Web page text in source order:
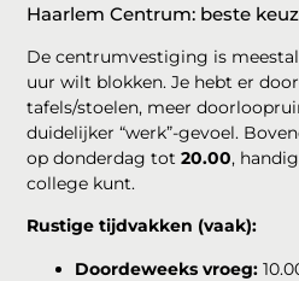
Haarlem Centrum: beste
De centrumvestiging is
uur wilt blokken. Je hebt er
tafels/stoelen, meer
duidelijker “werk”-gevoel.
op donderdag tot20.00,
college kunt.
Rustige tijdvakken (vaak):
Doordeweeks vroeg: